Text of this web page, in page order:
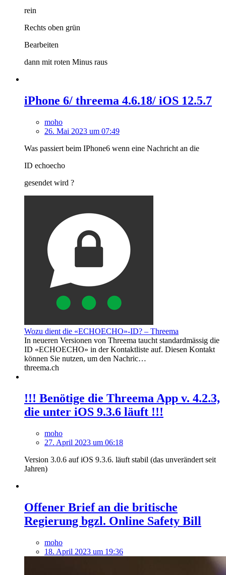
rein
Rechts oben grün
Bearbeiten
dann mit roten Minus raus
iPhone 6/ threema 4.6.18/ iOS 12.5.7
moho
26. Mai 2023 um 07:49
Was passiert beim IPhone6 wenn eine Nachricht an die
ID echoecho
gesendet wird ?
Wozu dient die «ECHOECHO»-ID? – Threema
In neueren Versionen von Threema taucht standardmässig die
ID «ECHOECHO» in der Kontaktliste auf. Diesen Kontakt
können Sie nutzen, um den Nachric…
threema.ch
!!! Benötige die Threema App v. 4.2.3,
die unter iOS 9.3.6 läuft !!!
moho
27. April 2023 um 06:18
Version 3.0.6 auf iOS 9.3.6. läuft stabil (das unverändert seit
Jahren)
Offener Brief an die britische
Regierung bgzl. Online Safety Bill
moho
18. April 2023 um 19:36